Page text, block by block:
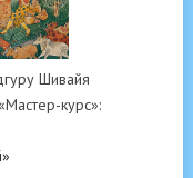
Шивайя
курс»: